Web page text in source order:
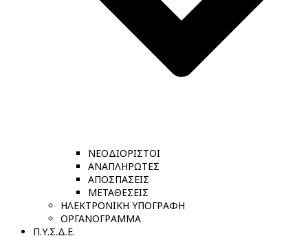
ΝΕΟΔΙΟΡΙΣΤΟΙ
ΑΝΑΠΛΗΡΩΤΕΣ
ΑΠΟΣΠΑΣΕΙΣ
ΜΕΤΑΘΕΣΕΙΣ
ΗΛΕΚΤΡΟΝΙΚΗ ΥΠΟΓΡΑΦΗ
ΟΡΓΑΝΟΓΡΑΜΜΑ
Π.Υ.Σ.Δ.Ε.